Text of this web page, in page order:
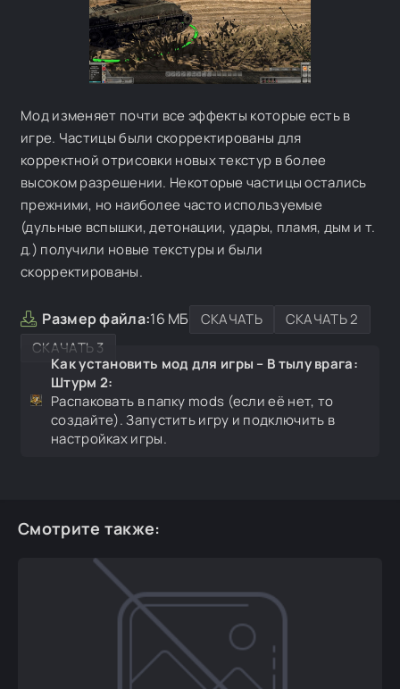
Мод изменяет почти все эффекты которые есть в
игре. Частицы были скорректированы для
корректной отрисовки новых текстур в более
высоком разрешении. Некоторые частицы остались
прежними, но наиболее часто используемые
(дульные вспышки, детонации, удары, пламя, дым и т.
д.) получили новые текстуры и были
скорректированы.
Размер файла:16 МБ СКАЧАТЬ
СКАЧАТЬ 2
СКАЧАТЬ 3
Как установить мод для игры – В тылу врага:
Штурм 2:
Распаковать в папку mods (если её нет, то
создайте). Запустить игру и подключить в
настройках игры.
Смотрите также: